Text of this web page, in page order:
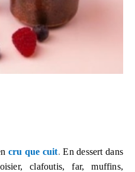
cru que cuit.En dessert dans
clafoutis, far, muffins,